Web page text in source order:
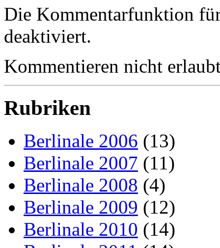
Die Kommentarfunktion
deaktiviert.
Kommentieren nicht
Rubriken
Berlinale 2006 (13)
Berlinale 2007 (11)
Berlinale 2008 (4)
Berlinale 2009 (12)
Berlinale 2010 (14)